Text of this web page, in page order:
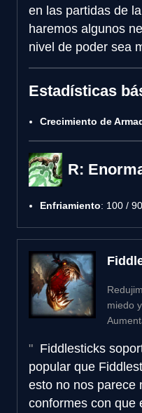
en las partidas de
haremos algunos
nivel de poder sea
Estadísticas
Crecimiento de
R:
Enfriamiento: 100 /
miedo
Fiddlesticks
popular que
esto no nos
conformes con que